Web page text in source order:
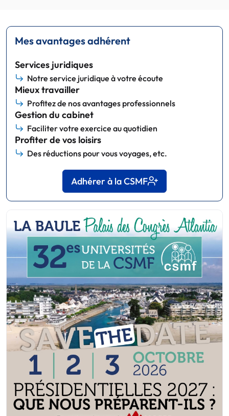
Mes avantages adhérent
Services juridiques
Notre service juridique à votre écoute
Mieux travailler
Profitez de nos avantages professionnels
Gestion du cabinet
Faciliter votre exercice au quotidien
Profiter de vos loisirs
Des réductions pour vous voyages, etc.
Adhérer à la CSMF